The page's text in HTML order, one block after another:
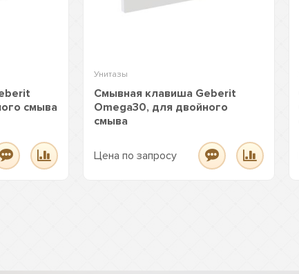
смыва
Унитазы
Смывная клавиша Geberit
Omega30, для двойного
смыва
Цена по запросу